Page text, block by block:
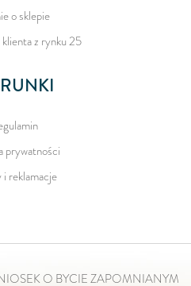
o sklepie
z rynku 25
prywatności
reklamacje
O BYCIE ZAPOMNIANYM